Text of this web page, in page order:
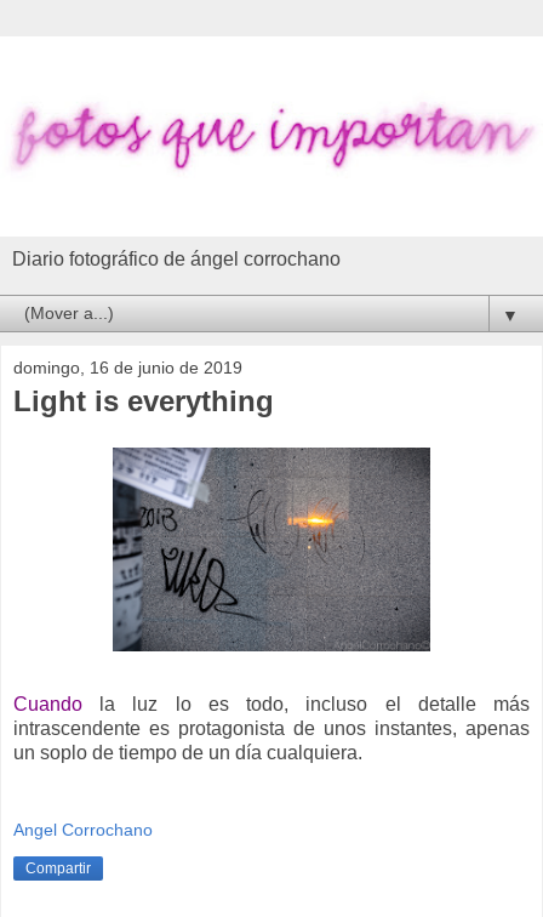
Diario fotográfico de ángel corrochano
▼
domingo, 16 de junio de 2019
Light is everything
Cuando la luz lo es todo, incluso el detalle más
intrascendente es protagonista de unos instantes, apenas
un soplo de tiempo de un día cualquiera.
Angel Corrochano
Compartir